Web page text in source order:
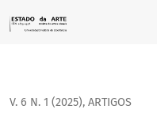
V. 6 N. 1 (2025), ARTIGOS